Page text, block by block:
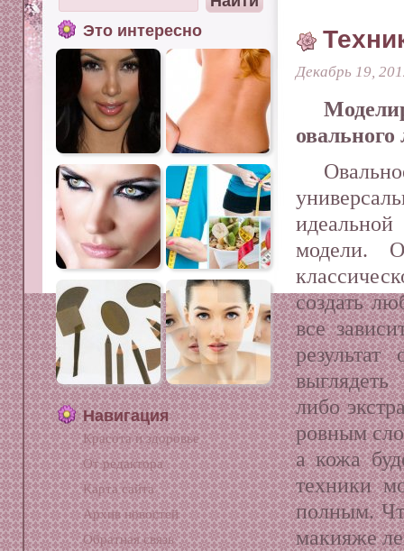
Декабрь 19,
овального
модели.
создать
все
либо
ровным
а кожа
техники
полным.
макияже
Это интересно
Навигация
Красота и здоровье
От редактора
Карта сайта
Архив новостей
Обратная связь